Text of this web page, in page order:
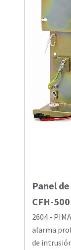
Panel
CFH-500
2604 -
alarma
de